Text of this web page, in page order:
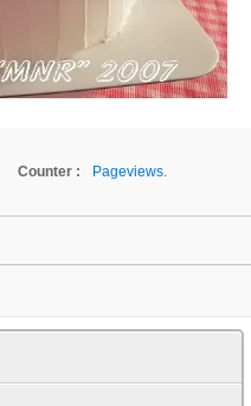
Counter :
Pageviews.